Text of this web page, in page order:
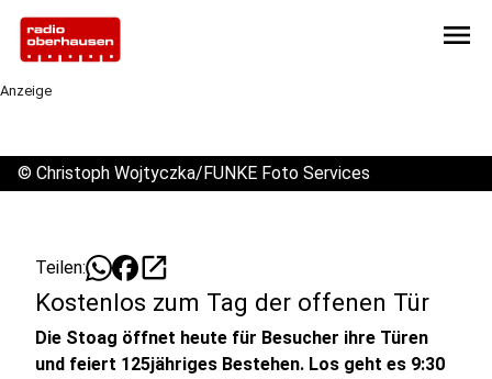
menu
Anzeige
© Christoph Wojtyczka/FUNKE Foto Services
Teilen: open_in_new
Kostenlos zum Tag der offenen Tür
Die Stoag öffnet heute für Besucher ihre Türen
und feiert 125jähriges Bestehen. Los geht es 9:30